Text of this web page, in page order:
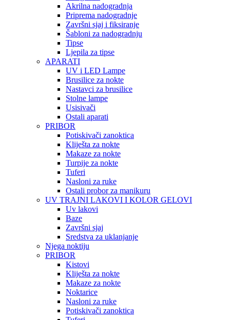
Akrilna nadogradnja
Priprema nadogradnje
Završni sjaj i fiksiranje
Šabloni za nadogradnju
Tipse
Ljepila za tipse
APARATI
UV i LED Lampe
Brusilice za nokte
Nastavci za brusilice
Stolne lampe
Usisivači
Ostali aparati
PRIBOR
Potiskivači zanoktica
Kliješta za nokte
Makaze za nokte
Turpije za nokte
Tuferi
Nasloni za ruke
Ostali probor za manikuru
UV TRAJNI LAKOVI I KOLOR GELOVI
Uv lakovi
Baze
Završni sjaj
Sredstva za uklanjanje
Njega noktiju
PRIBOR
Kistovi
Kliješta za nokte
Makaze za nokte
Noktarice
Nasloni za ruke
Potiskivači zanoktica